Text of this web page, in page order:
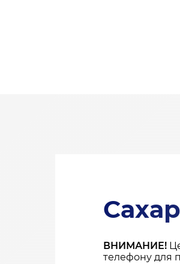
ВНИМАНИЕ!
телефону для